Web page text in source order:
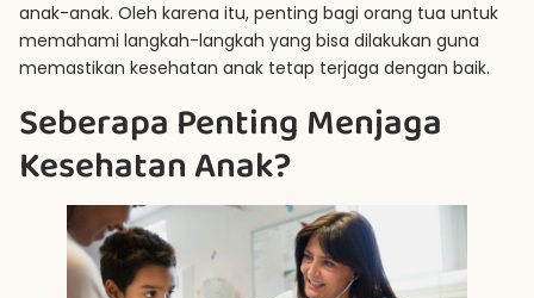
anak-anak. Oleh karena itu, penting bagi orang tua untuk
memahami langkah-langkah yang bisa dilakukan guna
memastikan kesehatan anak tetap terjaga dengan baik.
Seberapa Penting Menjaga
Kesehatan Anak?